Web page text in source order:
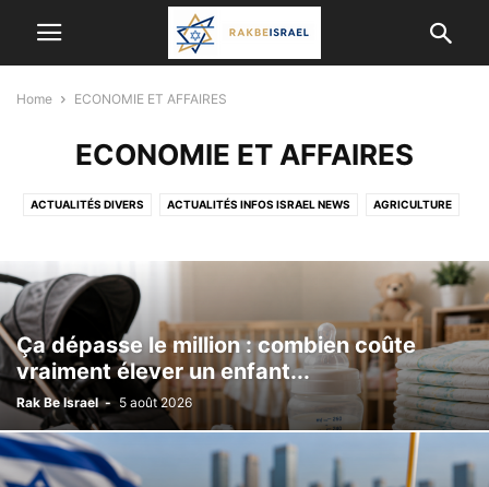
Home ECONOMIE ET ​​AFFAIRES
ECONOMIE ET ​​AFFAIRES
ACTUALITÉS DIVERS ACTUALITÉS INFOS ISRAEL NEWS AGRICULTURE
BONS CONSEILS POUR LES OLIM DE FRANCE CÉLÉBRITÉS ISRAÉLIENNES
CONSEIL SANTÉ CORONAVIRUS CULTURE, DIVERTISSEMENT EN ISRAËL
CYBER-SÉCURITÉ&INFORMATIQUE
DERNIERS ÉVÉNEMENTS A NE PAS MANQUER ECOLOGIE
ECONOMIE ET ​​AFFAIRES ETUDES SCIENTIFIQUES ET MÉDICALES
GASTRONOMIE HUMANITAIRE HUMOUR
INFORMATIONS ÉTRANGÈRES INTELLIGENCE ARTIFICIELLE
ISRAËL ET LES AUTRES PAYS JUDAISME/ RELIGION KINÉSIOLOGIE
Ça dépasse le million : combien coûte
vraiment élever un enfant...
Rak Be Israel - 5 août 2026